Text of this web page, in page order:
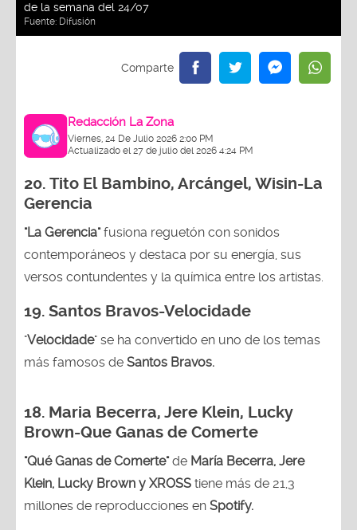
de la semana del 24/07
Fuente: Difusión
Redacción La Zona
Viernes, 24 De Julio 2026 2:00 PM
Actualizado el 27 de julio del 2026 4:24 PM
20. Tito El Bambino, Arcángel, Wisin-La
Gerencia
"La Gerencia"fusiona reguetón con sonidos
contemporáneos y destaca por su energía, sus
versos contundentes y la química entre los artistas.
19. Santos Bravos-Velocidade
"Velocidade" se ha convertido en uno de los temas
más famosos de Santos Bravos.
18. Maria Becerra, Jere Klein, Lucky
Brown-Que Ganas de Comerte
"Qué Ganas de Comerte"de María Becerra, Jere
Klein, Lucky Brown y XROSS tiene más de 21,3
millones de reproducciones en Spotify.